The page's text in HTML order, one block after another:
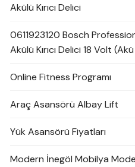
Akülü Kırıcı Delici
0611923120 Bosch
Akülü Kırıcı Delici 18 Volt
Online Fitness Programı
Araç Asansörü Albay Lift
Yük Asansörü Fiyatları
Modern İnegöl Mobilya